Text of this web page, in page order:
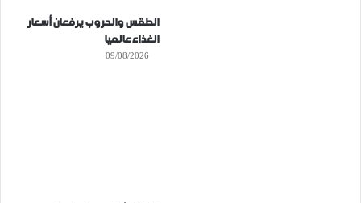
الطقس والحروب يرفعان أسعار
الغذاء عالميا
09/08/2026